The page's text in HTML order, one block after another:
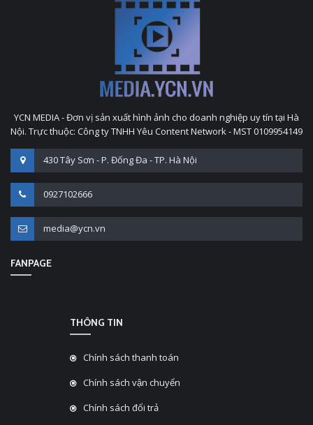
YCN MEDIA - Đơn vị sản xuất hình ảnh cho doanh nghiệp uy tín tại Hà
Nội. Trực thuộc: Công ty TNHH Yêu Content Network - MST 0109954149
430 Tây Sơn - P. Đống Đa - TP. Hà Nội
0927102666
media@ycn.vn
FANPAGE
THÔNG TIN
Chính sách thanh toán
Chính sách vận chuyển
Chính sách đổi trả